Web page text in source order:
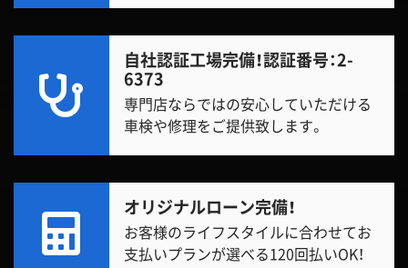
自社認証工場完備！認証番号：2-
6373
専門店ならではの安心していただける
車検や修理をご提供致します。
オリジナルローン完備！
お客様のライフスタイルに合わせてお
支払いプランが選べる120回払いOK！